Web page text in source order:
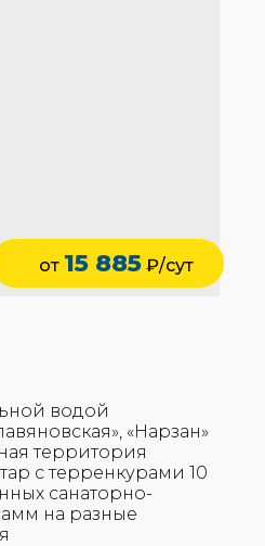
водой
«Нарзан»
территория
с терренкурами 10
санаторно-
на разные
от 15 885₽/сут